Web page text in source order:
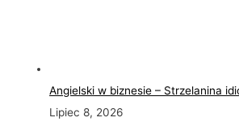
Angielski w biznesie – Strzelanina
Lipiec 8, 2026